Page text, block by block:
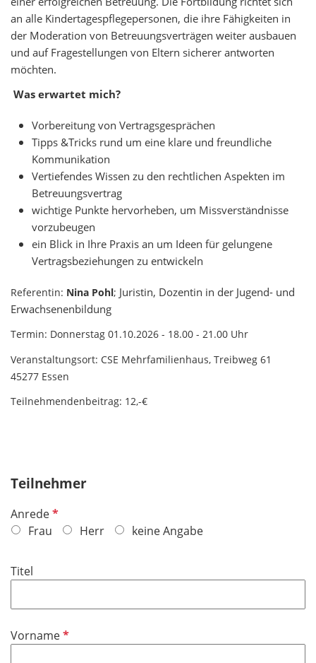
an alle Kindertagespflegepersonen, die ihre Fähigkeiten in
der Moderation von Betreuungsverträgen weiter ausbauen
und auf Fragestellungen von Eltern sicherer antworten
möchten.
Was erwartet mich?
Vorbereitung von Vertragsgesprächen
Tipps &Tricks rund um eine klare und freundliche
Kommunikation
Vertiefendes Wissen zu den rechtlichen Aspekten im
Betreuungsvertrag
wichtige Punkte hervorheben, um Missverständnisse
vorzubeugen
ein Blick in Ihre Praxis an um Ideen für gelungene
Vertragsbeziehungen zu entwickeln
Referentin: Nina Pohl; Juristin, Dozentin in der Jugend- und
Erwachsenenbildung
Termin: Donnerstag 01.10.2026 - 18.00 - 21.00 Uhr
Veranstaltungsort: CSE Mehrfamilienhaus, Treibweg 61
45277 Essen
Teilnehmendenbeitrag: 12,-€
Teilnehmer
AnredeP
f
c
f
e
Frau Herr keine Angabe
Titel
VornameP